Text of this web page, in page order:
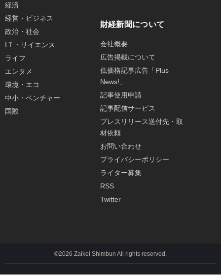
経済
経営・ビジネス
政治・社会
IＴ・サイエンス
ライフ
エンタメ
環境・エコ
中小・ベンチャー
国際
財経新聞について
会社概要
広告掲載について
低価格記事広告「Plus
News!」
記事使用申請
記事配信サービス
プレスリリース送付先・取
材依頼
お問い合わせ
プライバシーポリシー
ライター募集
RSS
Twitter
©2026 Zaikei Shimbun All rights reserved.